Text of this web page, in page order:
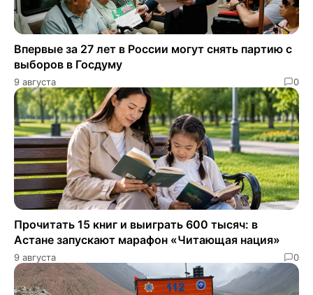
Впервые за 27 лет в России могут снять партию с
выборов в Госдуму
9 августа 0
Прочитать 15 книг и выиграть 600 тысяч: в
Астане запускают марафон «Читающая нация»
9 августа 0